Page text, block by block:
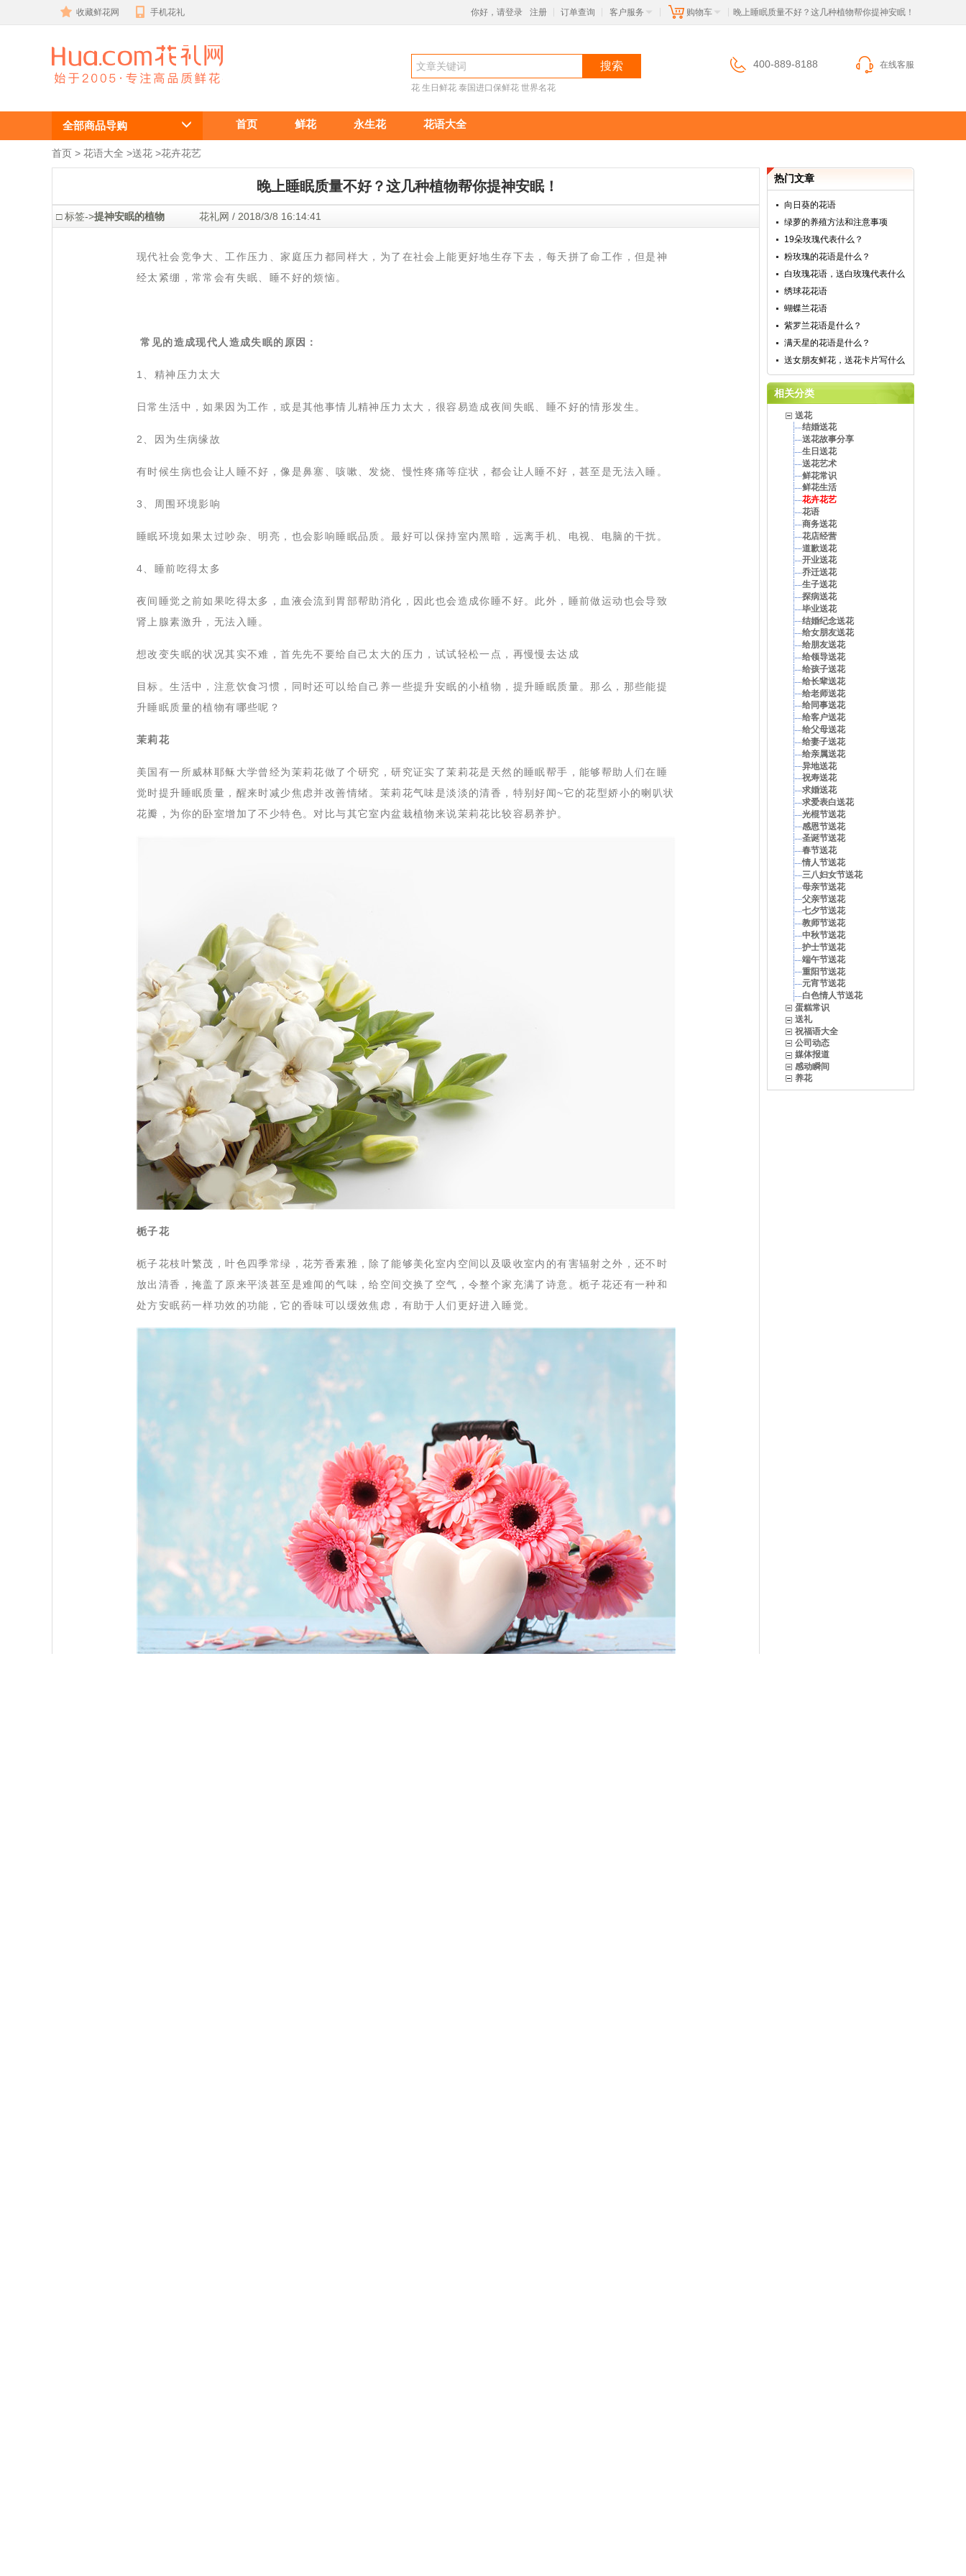
收藏鲜花网 手机花礼 你好，请登录 注册 订单查询 客户服务 购物车 晚上睡眠质量不好？这几种植物帮你提神安眠！
提神安眠的植
物
搜索
花 生日鲜花 泰国进口保鲜花 世界名花
400-889-8188 在线客服
全部商品导购 首页 鲜花 永生花 花语大全
首页 > 花语大全 >送花 >花卉花艺
晚上睡眠质量不好？这几种植物帮你提神安眠！
□ 标签->提神安眠的植物 花礼网 / 2018/3/8 16:14:41
现代社会竞争大、工作压力、家庭压力都同样大，为了在社会上能更好地生存下去，每天拼了命工作，但是神
经太紧绷，常常会有失眠、睡不好的烦恼。
常见的造成现代人造成失眠的原因：
1 、精神压力太大
日常生活中，如果因为工作，或是其他事情儿精神压力太大，很容易造成夜间失眠、睡不好的情形发生。
2 、因为生病缘故
有时候生病也会让人睡不好，像是鼻塞、咳嗽、发烧、慢性疼痛等症状，都会让人睡不好，甚至是无法入睡。
3 、周围环境影响
睡眠环境如果太过吵杂、明亮，也会影响睡眠品质。最好可以保持室内黑暗，远离手机、电视、电脑的干扰。
4 、睡前吃得太多
夜间睡觉之前如果吃得太多，血液会流到胃部帮助消化，因此也会造成你睡不好。此外，睡前做运动也会导致
肾上腺素激升，无法入睡。
想改变失眠的状况其实不难，首先先不要给自己太大的压力，试试轻松一点，再慢慢去达成
目标。生活中，注意饮食习惯，同时还可以给自己养一些提升安眠的小植物，提升睡眠质量。那么，那些能提
升睡眠质量的植物有哪些呢？
茉莉花
美国有一所威林耶稣大学曾经为茉莉花做了个研究，研究证实了茉莉花是天然的睡眠帮手，能够帮助人们在睡
觉时提升睡眠质量，醒来时减少焦虑并改善情绪。茉莉花气味是淡淡的清香，特别好闻~它的花型娇小的喇叭状
花瓣，为你的卧室增加了不少特色。对比与其它室内盆栽植物来说茉莉花比较容易养护。
栀子花
栀子花枝叶繁茂，叶色四季常绿，花芳香素雅，除了能够美化室内空间以及吸收室内的有害辐射之外，还不时
放出清香，掩盖了原来平淡甚至是难闻的气味，给空间交换了空气，令整个家充满了诗意。栀子花还有一种和
处方安眠药一样功效的功能，它的香味可以缓效焦虑，有助于人们更好进入睡觉。
热门文章
向日葵的花语
绿萝的养殖方法和注意事项
19朵玫瑰代表什么？
粉玫瑰的花语是什么？
白玫瑰花语，送白玫瑰代表什么
绣球花花语
蝴蝶兰花语
紫罗兰花语是什么？
满天星的花语是什么？
送女朋友鲜花，送花卡片写什么
相关分类
送花
结婚送花
送花故事分享
生日送花
送花艺术
鲜花常识
鲜花生活
花卉花艺
花语
商务送花
花店经营
道歉送花
开业送花
乔迁送花
生子送花
探病送花
毕业送花
结婚纪念送花
给女朋友送花
给朋友送花
给领导送花
给孩子送花
给长辈送花
给老师送花
给同事送花
给客户送花
给父母送花
给妻子送花
给亲属送花
异地送花
祝寿送花
求婚送花
求爱表白送花
光棍节送花
感恩节送花
圣诞节送花
春节送花
情人节送花
三八妇女节送花
母亲节送花
父亲节送花
七夕节送花
教师节送花
中秋节送花
护士节送花
端午节送花
重阳节送花
元宵节送花
白色情人节送花
蛋糕常识
送礼
祝福语大全
公司动态
媒体报道
感动瞬间
养花